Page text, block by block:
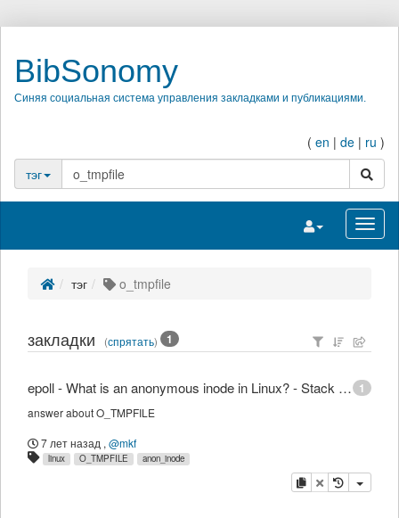
BibSonomy
Синяя социальная система управления закладками и публикациями.
( en | de | ru )
тэг
поиск
Переключить
тэг o_tmpfile
закладки (спрятать) 1
1
epoll - What is an anonymous inode in Linux? - Stack Overflow
answer about O_TMPFILE
7 лет назад , @mkf
linux O_TMPFILE anon_inode
копировать
удалить